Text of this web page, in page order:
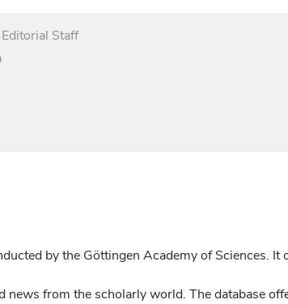
Staff
by the Göttingen Academy of Sciences. It
from the scholarly world. The database